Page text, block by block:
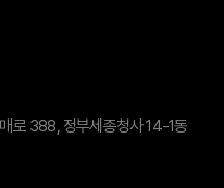
로 388, 정부세종청사 14-1동